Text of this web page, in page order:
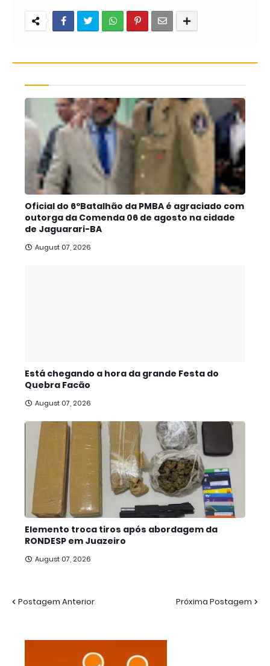
Oficial do 6ºBatalhão da PMBA é agraciado com
outorga da Comenda 06 de agosto na cidade
de Jaguarari-BA
August 07, 2026
Está chegando a hora da grande Festa do
Quebra Facão
August 07, 2026
Elemento troca tiros após abordagem da
RONDESP em Juazeiro
August 07, 2026
Postagem Anterior Próxima Postagem